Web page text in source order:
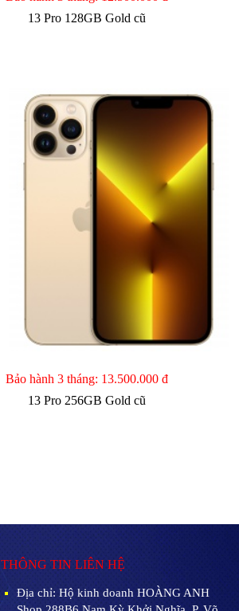
13 Pro 128GB Gold cũ
Bảo hành 3 tháng: 13.500.000 đ
13 Pro 256GB Gold cũ
THÔNG TIN LIÊN HỆ
Địa chỉ: Hộ kinh doanh HOÀNG ANH